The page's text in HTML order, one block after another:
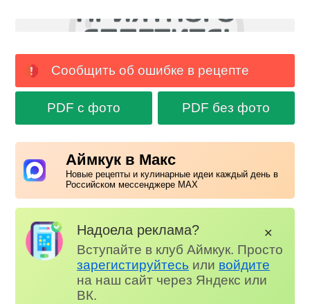
Сообщить об ошибке в рецепте
PDF с фото PDF без фото
Аймкук в Макс
Новые рецепты и кулинарные идеи каждый день в
Российском мессенджере MAX
Надоела реклама?
Вступайте в клуб Аймкук. Просто
зарегистируйтесь или войдите
на наш сайт через Яндекс или
ВК.
✕